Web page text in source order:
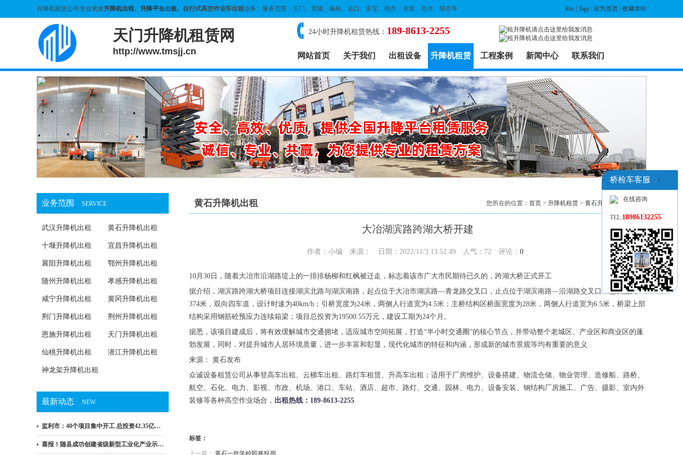
升降机租赁公司专业承接升降机出租、 升降平台出租、自行式高空作业车出租业务，服务范围：天门、竟陵、杨林、岳口、多宝、拖市、张港、皂市、胡市等 Rss Tags 设为首页 收藏本站
天门升降机租赁网
http://www.tmsjj.cn
24小时升降机租赁热线： 189-8613-2255
网站首页 关于我们 出租设备 升降机租赁 工程案例 新闻中心 联系我们
业务范围 SERVICE
武汉升降机出租 黄石升降机出租
十堰升降机出租 宜昌升降机出租
襄阳升降机出租 鄂州升降机出租
随州升降机出租 孝感升降机出租
咸宁升降机出租 黄冈升降机出租
荆门升降机出租 荆州升降机出租
恩施升降机出租 天门升降机出租
仙桃升降机出租 潜江升降机出租
神龙架升降机出租
最新动态 NEW
监利市：40个项目集中开工 总投资42.35亿…
喜报！随县成功创建省级新型工业化产业示…
您所在的位置： 首页 > 升降机租赁 > 黄石升降机出租> 列表
黄石升降机出租
大冶湖滨路跨湖大桥开建
作者：小编 来源： 日期：2022/11/3 13:52:49 人气： 72 评论： 0
10月30日，随着大冶市沿湖路堤上的一排排杨柳和红枫被迁走，标志着该市广大市民期待已久的，跨湖大桥正式开工
据介绍，湖滨路跨湖大桥项目连接湖滨北路与湖滨南路，起点位于大冶市湖滨路—青龙路交叉口，止点位于湖滨南路—沿湖路交叉口，总长度为
374米，双向四车道，设计时速为40km/h；引桥宽度为24米，两侧人行道宽为4.5米；主桥结构区桥面宽度为28米，两侧人行道宽为6.5米，桥梁上部
结构采用钢筋砼预应力连续箱梁；项目总投资为19500.55万元，建设工期为24个月。
据悉，该项目建成后，将有效缓解城市交通拥堵，适应城市空间拓展，打造“半小时交通圈”的核心节点，并带动整个老城区、产业区和商业区的蓬
勃发展，同时，对提升城市人居环境质量，进一步丰富和彰显，现代化城市的特征和内涵，形成新的城市景观等均有重要的意义
来源： 黄石发布
众诚设备租赁公司从事登高车出租、云梯车出租、路灯车租赁、升高车出租；适用于厂房维护、设备搭建、物流仓储、物业管理、造修船、路桥、
航空、石化、电力、影视、市政、机场、港口、车站、酒店、超市、路灯、交通、园林、电力、设备安装、钢结构厂房施工、广告、摄影、室内外
装修等各种高空作业场合， 出租热线：189-8613-2255
标签：
上一篇： 黄石一批学校即将投用
桥检车客服 ×
在线咨询
TEL:18986132255